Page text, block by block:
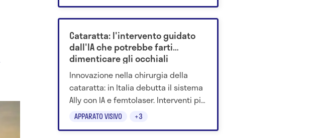
APPARATO VISIVO +3
Cataratta: l'intervento guidato
dall'IA che potrebbe farti
dimenticare gli occhiali
Innovazione nella chirurgia della
cataratta: in Italia debutta il sistema
Ally con IA e femtolaser. Interventi più
precisi, personalizzati e sicuri.